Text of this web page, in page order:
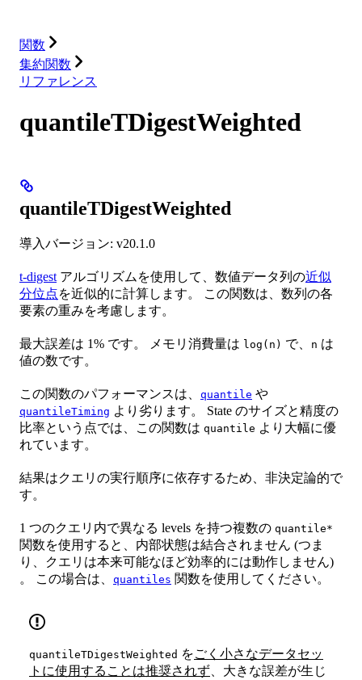
関数
集約関数
リファレンス
quantileTDigestWeighted
quantileTDigestWeighted
導入バージョン: v20.1.0
t-digestアルゴリズムを使用して、数値データ列の近似
分位点を近似的に計算します。 この関数は、数列の各
要素の重みを考慮します。
最大誤差は 1% です。 メモリ消費量は log(n) で、 n は
値の数です。
この関数のパフォーマンスは、 quantile や
quantileTiming より劣ります。 State のサイズと精度の
比率という点では、この関数は quantile より大幅に優
れています。
結果はクエリの実行順序に依存するため、非決定論的で
す。
1 つのクエリ内で異なる levels を持つ複数の quantile*
関数を使用すると、内部状態は結合されません (つま
り、クエリは本来可能なほど効率的には動作しません)
。 この場合は、 quantiles 関数を使用してください。
quantileTDigestWeighted をごく小さなデータセッ
トに使用することは推奨されず、大きな誤差が生じ